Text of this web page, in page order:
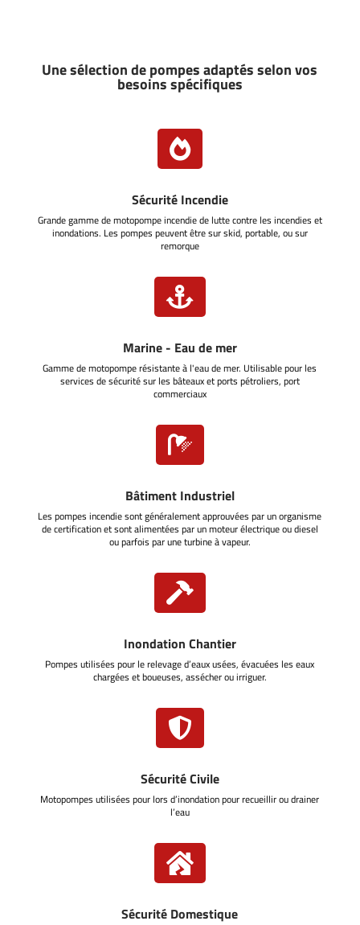
Une sélection de pompes adaptés selon vos
besoins spécifiques

Sécurité Incendie
Grande gamme de motopompe incendie de lutte contre les incendies et
inondations. Les pompes peuvent être sur skid, portable, ou sur
remorque

Marine - Eau de mer
Gamme de motopompe résistante à l'eau de mer. Utilisable pour les
services de sécurité sur les bâteaux et ports pétroliers, port
commerciaux

Bâtiment Industriel
Les pompes incendie sont généralement approuvées par un organisme
de certification et sont alimentées par un moteur électrique ou diesel
ou parfois par une turbine à vapeur.

Inondation Chantier
Pompes utilisées pour le relevage d’eaux usées, évacuées les eaux
chargées et boueuses, assécher ou irriguer.

Sécurité Civile
Motopompes utilisées pour lors d’inondation pour recueillir ou drainer
l’eau

Sécurité Domestique